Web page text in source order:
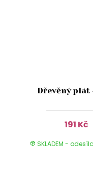
Dřevěný plát
191 Kč
SKLADEM -